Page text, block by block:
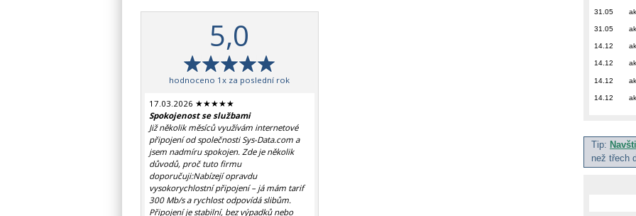
5,0
hodnoceno 1x za poslední rok
17.03.2026 ★★★★★
Spokojenost se službami
Již několik měsíců využívám internetové
připojení od společnosti Sys-Data.com a
jsem nadmíru spokojen. Zde je několik
důvodů, proč tuto firmu
doporučuji:Nabízejí opravdu
vysokorychlostní připojení – já mám tarif
300 Mb/s a rychlost odpovídá slibům.
Připojení je stabilní, bez výpadků nebo
31.05
31.05
14.12
14.12
14.12
14.12
Tip:
než třech